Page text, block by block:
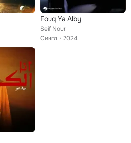
Fouq Ya Alby
Seif Nour
Сингл
2024